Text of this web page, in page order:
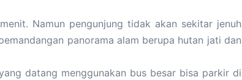
Namun pengunjung tidak akan sekitar jenuh
panorama alam berupa hutan jati dan
datang menggunakan bus besar bisa parkir di